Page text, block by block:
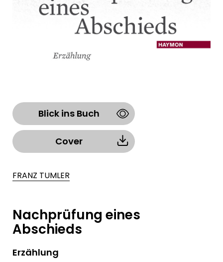
Blick ins Buch
Cover
FRANZ TUMLER
Nachprüfung eines
Abschieds
Erzählung